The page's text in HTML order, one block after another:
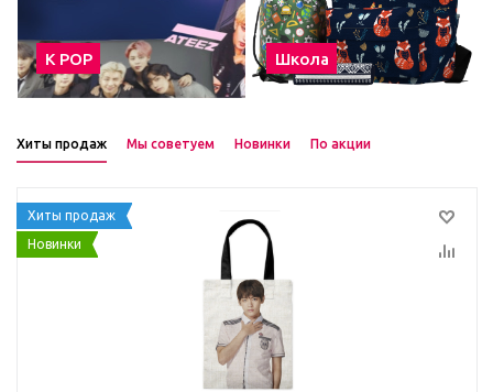
К POP Школа
Хиты продаж Мы советуем Новинки По акции
Хиты продаж
Новинки